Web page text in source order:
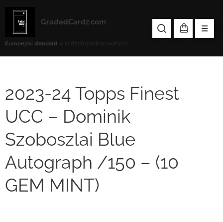
GradedCardz.com
Europejski standard w kartach gradingowanych
2023-24 Topps Finest
UCC – Dominik
Szoboszlai Blue
Autograph /150 – (10
GEM MINT)